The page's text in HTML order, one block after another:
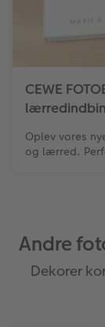
CEWE
Oplev vores
og lærred.
Andre
Dekorer